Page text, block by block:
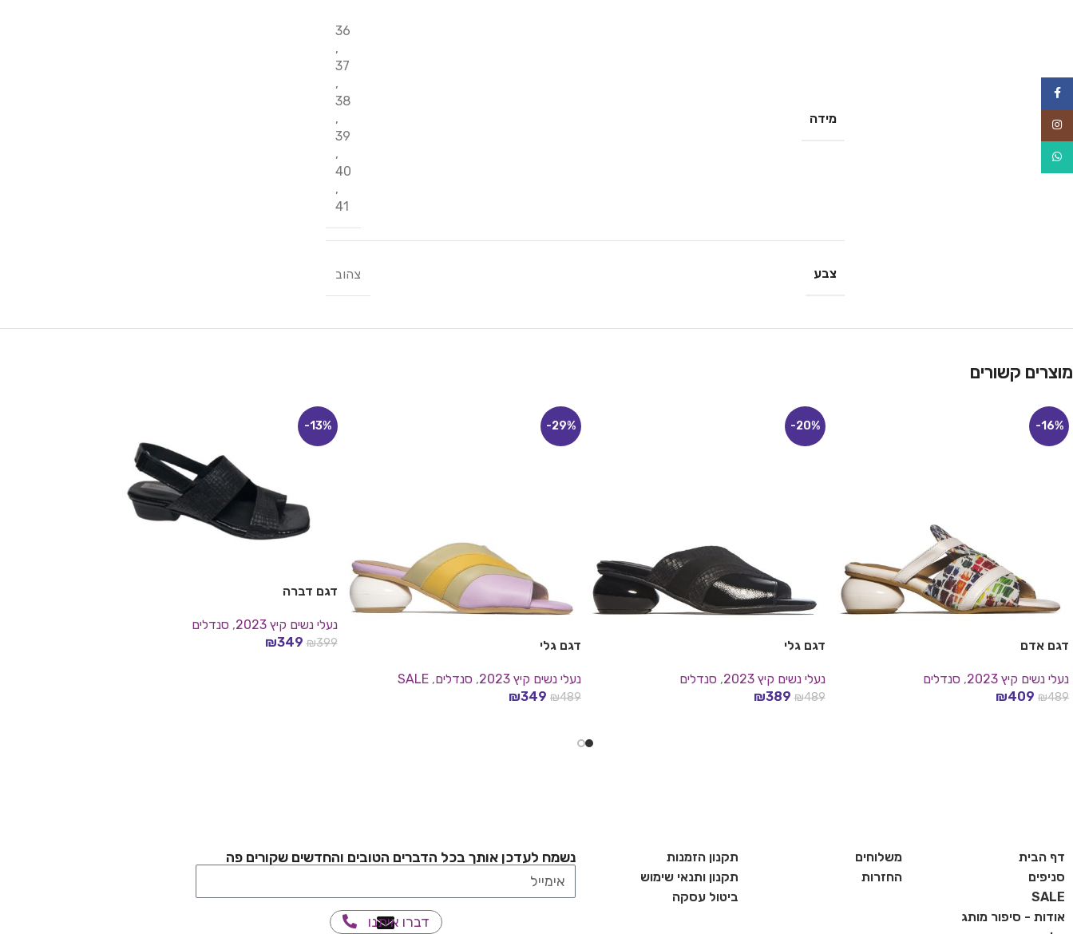
מידה
36
,
37
,
38
,
39
,
40
,
41
צבע צהוב
מוצרים קשורים
-16%
דגם אדם
נעלי נשים קיץ 2023 , סנדלים
₪489
₪409
-20%
דגם גלי
נעלי נשים קיץ 2023 , סנדלים
₪489
₪389
-29%
דגם גלי
נעלי נשים קיץ 2023 , סנדלים,
SALE
₪489
₪349
-13%
דגם דברה
נעלי נשים קיץ 2023 , סנדלים
₪399
₪349
דף הבית
סניפים
SALE
אודות - סיפור מותג
משלוחים
החזרות
תקנון הזמנות
תקנון ותנאי שימוש
ביטול עסקה
נשמח לעדכן אותך בכל הדברים הטובים והחדשים שקורים פה
דברו איתנו